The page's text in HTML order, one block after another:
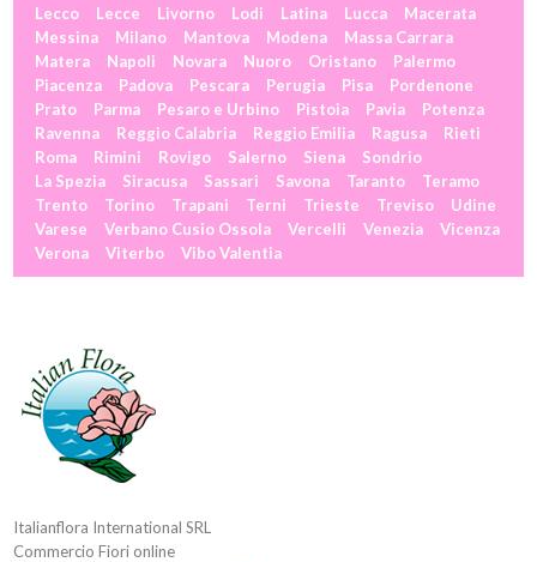
Lecco
Lecce Livorno Lodi Latina Lucca
Macerata
Messina
Milano Mantova Modena
Massa Carrara
Matera
Napoli Novara Nuoro Oristano
Palermo
Piacenza
Padova Pescara Perugia Pisa
Pordenone
Prato
Parma Pesaro e Urbino Pistoia Pavia
Potenza
Ravenna
Reggio Calabria Reggio Emilia Ragusa
Rieti
Roma
Rimini Rovigo Salerno Siena
Sondrio
La Spezia
Siracusa Sassari Savona Taranto
Teramo
Trento
Torino Trapani Terni Trieste Treviso
Udine
Varese
Verbano Cusio Ossola Vercelli Venezia
Vicenza
Verona
Viterbo Vibo Valentia
Italianflora International SRL
Commercio Fiori online